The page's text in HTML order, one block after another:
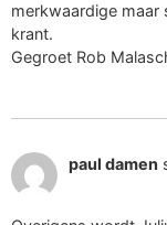
merkwaardige maar
krant.
Gegroet Rob
paul damen